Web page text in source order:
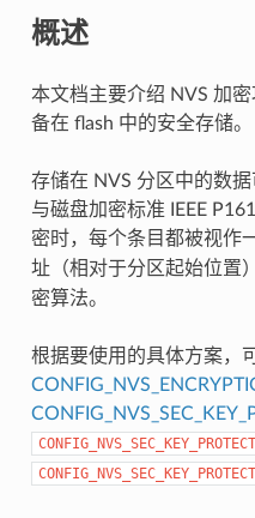
概述
本文档主要介绍 NVS 加
备在 flash 中的安全存储。
存储在 NVS 分区中的数据
与磁盘加密标准 IEEE
密时，每个条目都被视作
址（相对于分区起始位置
密算法。
根据要使用的具体方案，